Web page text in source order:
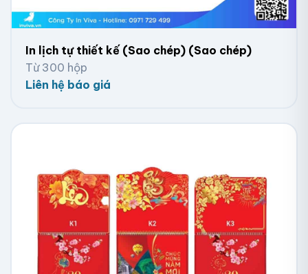
In bìa lịch bloc
Lịch treo tường 52 tuần có thể được in theo yêu cầu
như thiết kế mẫu mã, màu sắc, logo công ty, làm quà
tặng đối tác hoặc khách hàng để quảng bá thương
In lịch tự thiết kế (Sao chép) (Sao chép)
Từ 300 hộp
Liên hệ báo giá